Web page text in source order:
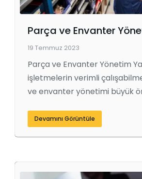
19 Temmuz 2023
Parça ve Envanter Yönetim
işletmelerin verimli
ve envanter yönetimi büyük
Devamını Görüntüle